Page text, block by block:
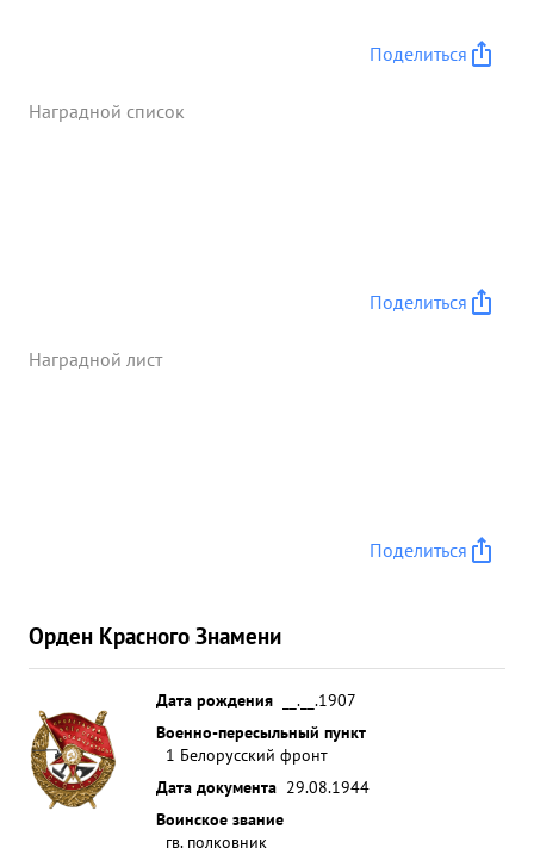
Поделиться
Наградной список
Поделиться
Наградной лист
Поделиться
Орден Красного Знамени
Дата рождения
__.__.1907
Военно-пересыльный пункт
1 Белорусский фронт
Дата документа 29.08.1944
Воинское звание
гв. полковник